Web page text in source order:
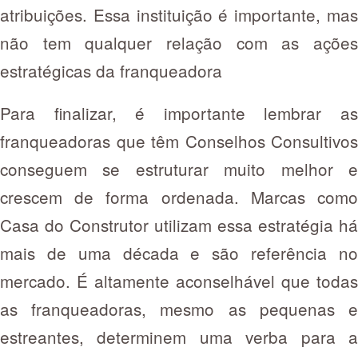
atribuições. Essa instituição é importante, mas
não tem qualquer relação com as ações
estratégicas da franqueadora
Para finalizar, é importante lembrar as
franqueadoras que têm Conselhos Consultivos
conseguem se estruturar muito melhor e
crescem de forma ordenada. Marcas como
Casa do Construtor utilizam essa estratégia há
mais de uma década e são referência no
mercado. É altamente aconselhável que todas
as franqueadoras, mesmo as pequenas e
estreantes, determinem uma verba para a